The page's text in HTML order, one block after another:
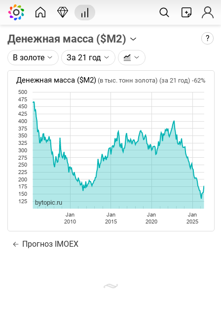
Денежная масса ($М2) ?
Описание графика:
Денежная масса (агрегат М2) по данным ФРС
США.
Каждая точка на графике - значение за месяц.
Таймфрейм (месяц) не меняется при изменении
глубины графика.
Данные добавляются каждый четвертый вторник
месяца, следующего за отчетным.
В золоте За 21 год
Денежная масса ($М2) (в тыс. тонн золота) (за 21 год) -62%
Jan
2010
Jan
2015
Jan
2020
Jan
2025
125
150
175
200
225
250
275
300
325
350
375
400
425
450
475
500
bytopic.ru
Прогноз IMOEX